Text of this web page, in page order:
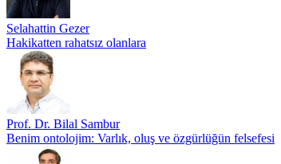
Selahattin Gezer
Hakikatten rahatsız olanlara
Prof. Dr. Bilal Sambur
Benim ontolojim: Varlık, oluş ve özgürlüğün felsefesi